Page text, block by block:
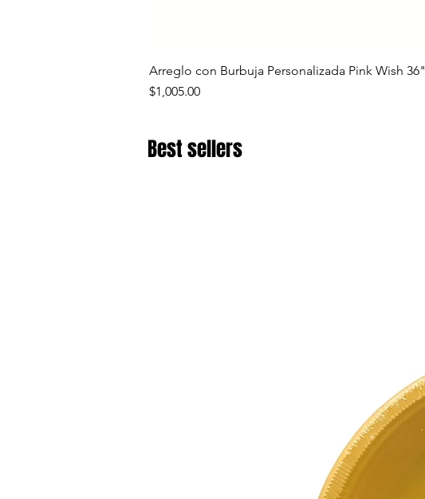
Arreglo con Burbuja Personalizada Pink Wish 36"
Precio
$1,005.00
Best sellers